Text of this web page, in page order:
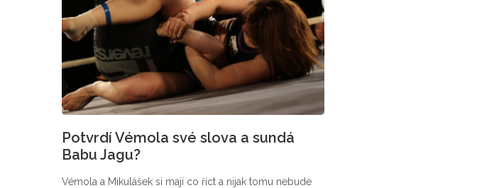
Potvrdí Vémola své slova a sundá
Babu Jagu?
Vémola a Mikulášek si mají co říct a nijak tomu nebude